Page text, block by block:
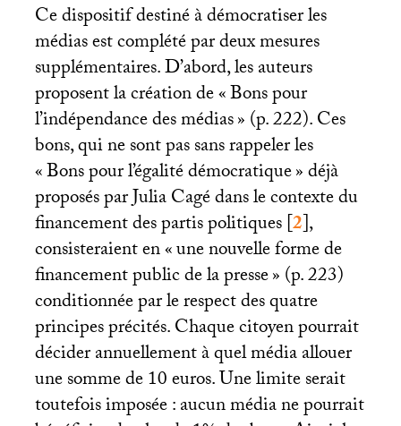
Ce dispositif destiné à démocratiser les
médias est complété par deux mesures
supplémentaires. D’abord, les auteurs
proposent la création de «Bons pour
l’indépendance des médias» (p. 222). Ces
bons, qui ne sont pas sans rappeler les
«Bons pour l’égalité démocratique» déjà
proposés par Julia Cagé dans le contexte du
financement des partis politiques[2],
consisteraient en «une nouvelle forme de
financement public de la presse» (p. 223)
conditionnée par le respect des quatre
principes précités. Chaque citoyen pourrait
décider annuellement à quel média allouer
une somme de 10 euros. Une limite serait
toutefois imposée : aucun média ne pourrait